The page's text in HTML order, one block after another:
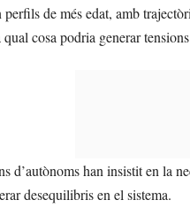
de més edat, amb
cosa podria generar
d’autònoms han insistit en la
desequilibris en el sistema.